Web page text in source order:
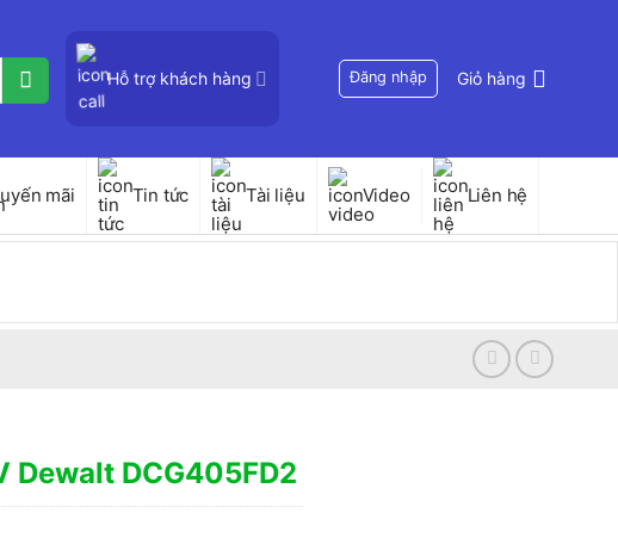
Hỗ trợ khách hàng Đăng nhập Giỏ hàng
mãi Tin tức Tài liệu Video Liên hệ
Dewalt DCG405FD2